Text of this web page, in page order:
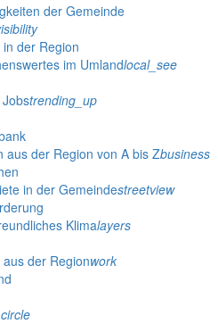
der Gemeinde
der Region
im Umlandlocal_see
trending_up
aus der Region von A bis Zbusiness
in der Gemeindestreetview
Klimalayers
der Regionwork